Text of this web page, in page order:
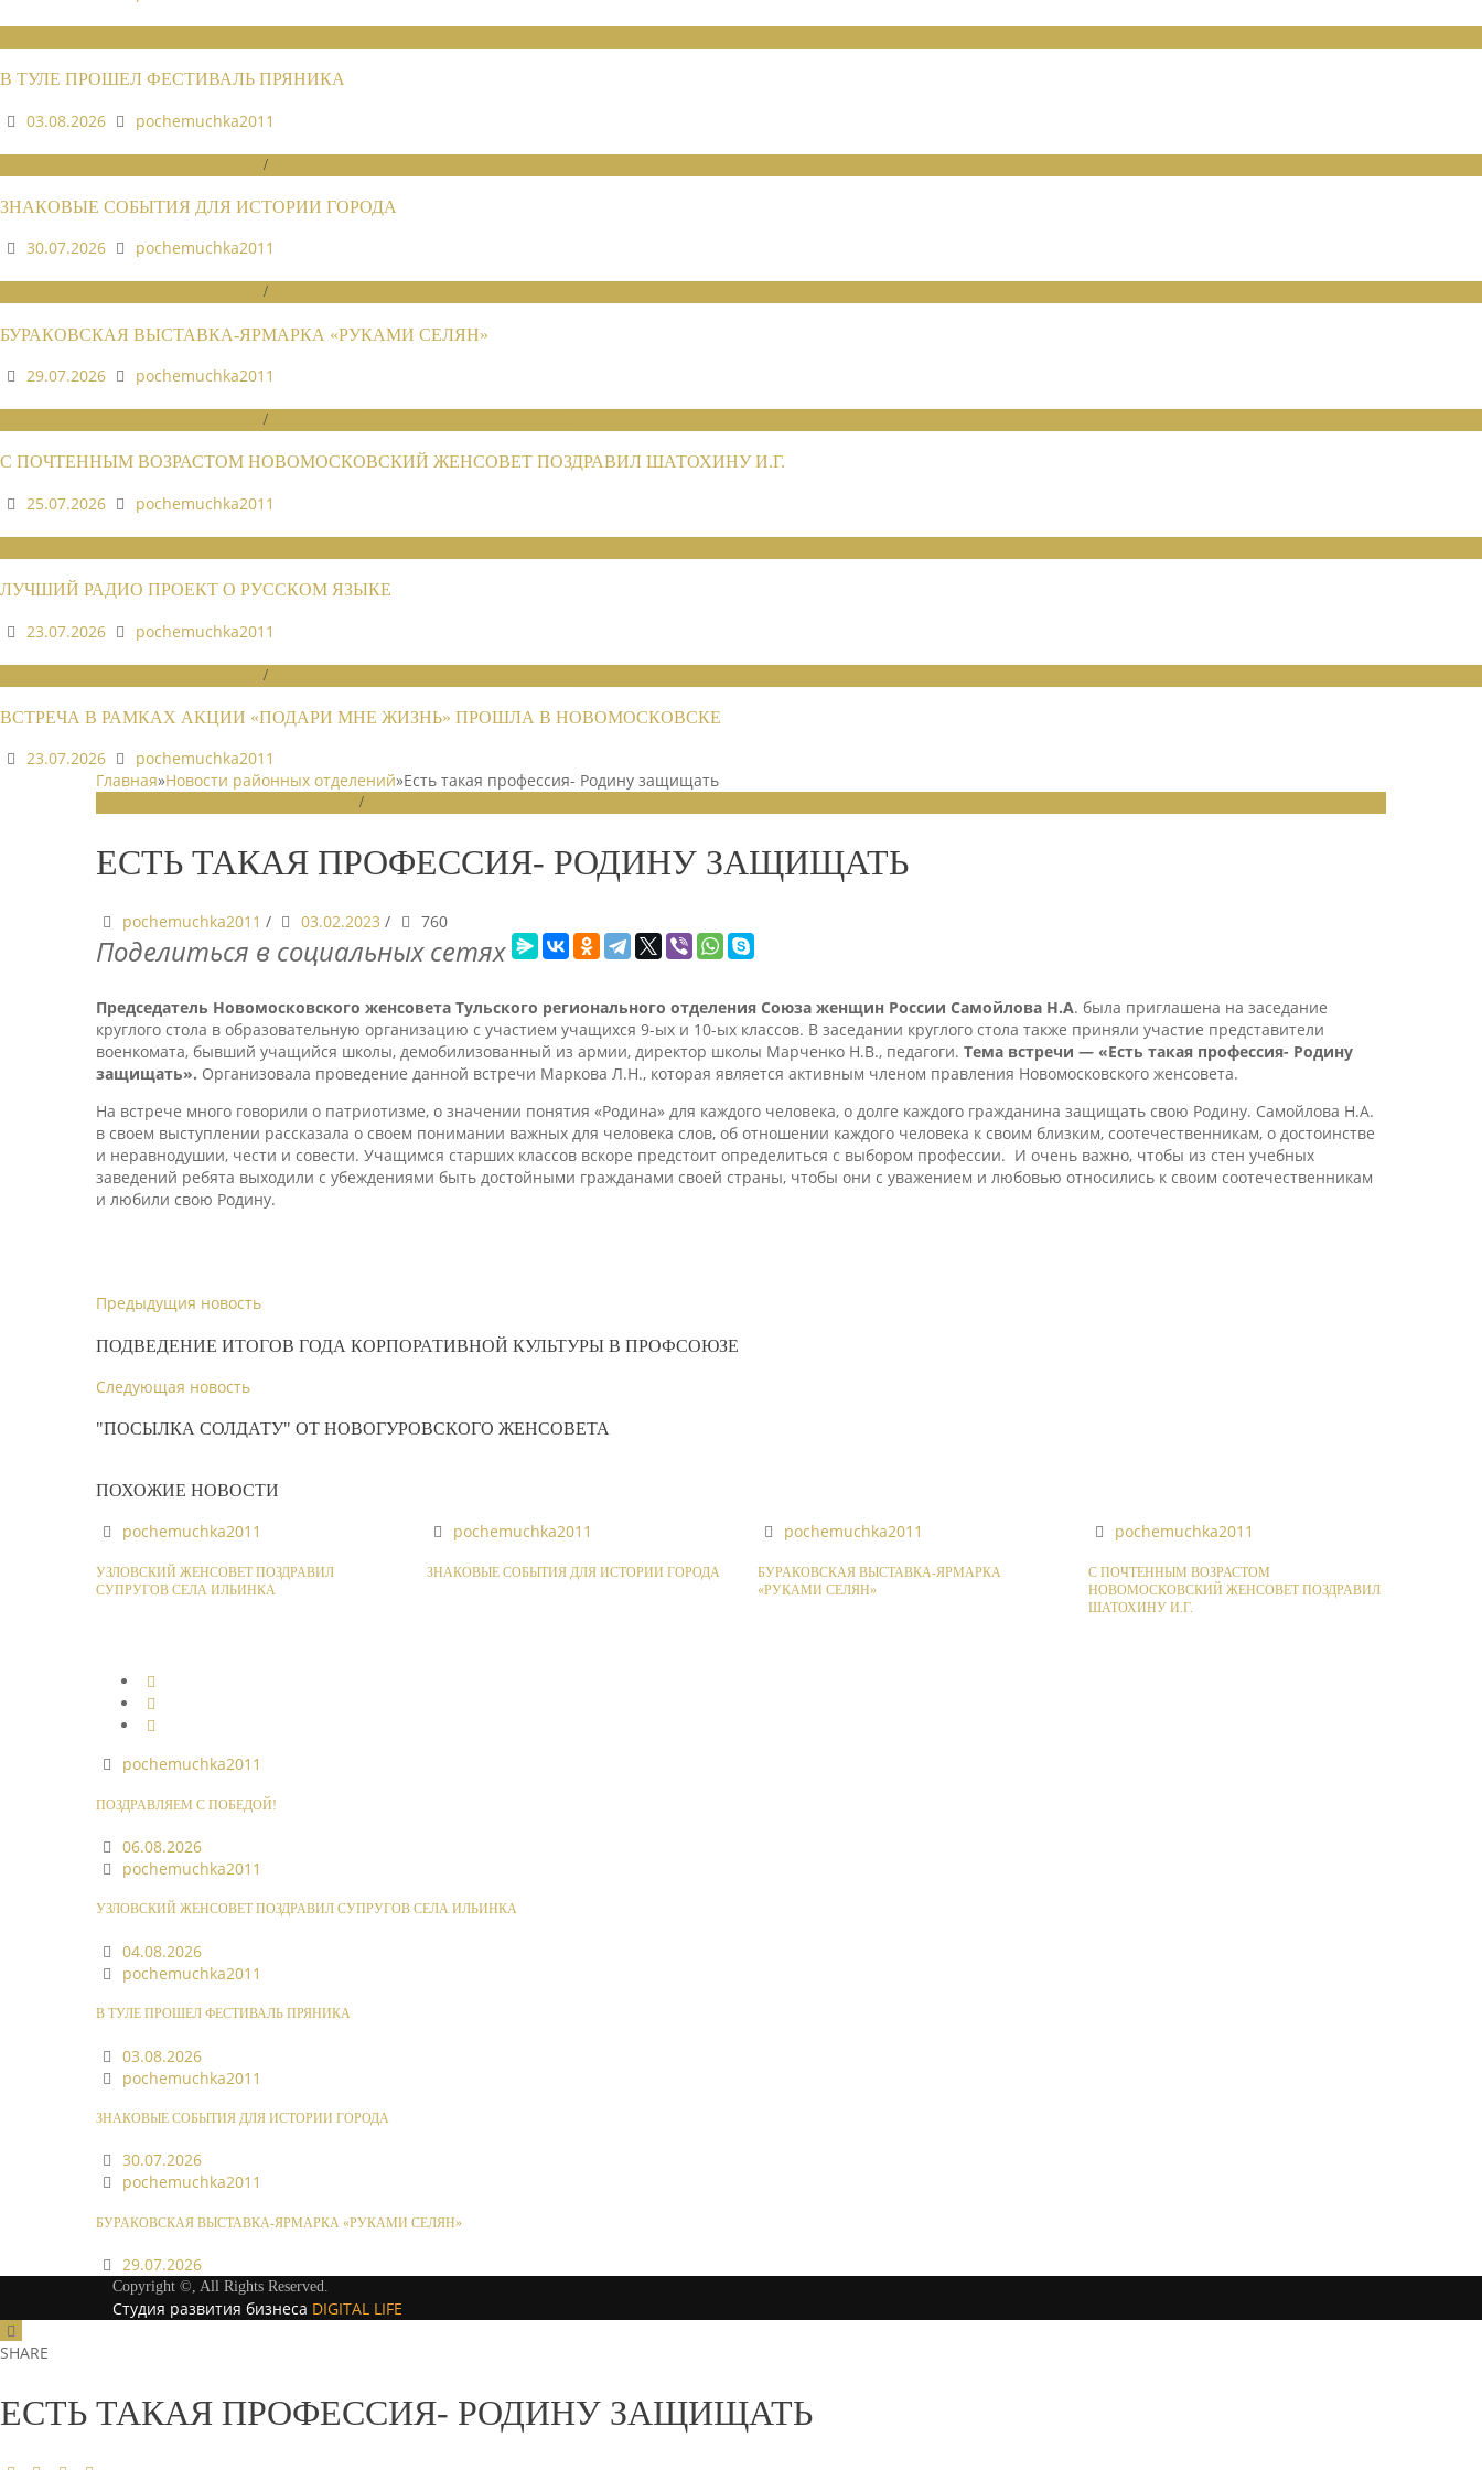
В ТУЛЕ ПРОШЕЛ ФЕСТИВАЛЬ ПРЯНИКА
03.08.2026
pochemuchka2011
/
ЗНАКОВЫЕ СОБЫТИЯ ДЛЯ ИСТОРИИ ГОРОДА
30.07.2026
pochemuchka2011
/
БУРАКОВСКАЯ ВЫСТАВКА-ЯРМАРКА «РУКАМИ СЕЛЯН»
29.07.2026
pochemuchka2011
/
С ПОЧТЕННЫМ ВОЗРАСТОМ НОВОМОСКОВСКИЙ ЖЕНСОВЕТ ПОЗДРАВИЛ ШАТОХИНУ И.Г.
25.07.2026
pochemuchka2011
ЛУЧШИЙ РАДИО ПРОЕКТ О РУССКОМ ЯЗЫКЕ
23.07.2026
pochemuchka2011
/
ВСТРЕЧА В РАМКАХ АКЦИИ «ПОДАРИ МНЕ ЖИЗНЬ» ПРОШЛА В НОВОМОСКОВСКЕ
23.07.2026
pochemuchka2011
Главная»Новости районных отделений»Есть такая профессия- Родину защищать
/
ЕСТЬ ТАКАЯ ПРОФЕССИЯ- РОДИНУ ЗАЩИЩАТЬ
pochemuchka2011 / 03.02.2023 / 760
Поделиться в социальных сетях
Председатель Новомосковского женсовета Тульского регионального отделения Союза женщин России Самойлова Н.А. была приглашена на заседание
круглого стола в образовательную организацию с участием учащихся 9-ых и 10-ых классов. В заседании круглого стола также приняли участие представители
военкомата, бывший учащийся школы, демобилизованный из армии, директор школы Марченко Н.В., педагоги. Тема встречи — «Есть такая профессия- Родину
защищать». Организовала проведение данной встречи Маркова Л.Н., которая является активным членом правления Новомосковского женсовета.
На встрече много говорили о патриотизме, о значении понятия «Родина» для каждого человека, о долге каждого гражданина защищать свою Родину. Самойлова Н.А.
в своем выступлении рассказала о своем понимании важных для человека слов, об отношении каждого человека к своим близким, соотечественникам, о достоинстве
и неравнодушии, чести и совести. Учащимся старших классов вскоре предстоит определиться с выбором профессии. И очень важно, чтобы из стен учебных
заведений ребята выходили с убеждениями быть достойными гражданами своей страны, чтобы они с уважением и любовью относились к своим соотечественникам
и любили свою Родину.
Предыдущия новость
ПОДВЕДЕНИЕ ИТОГОВ ГОДА КОРПОРАТИВНОЙ КУЛЬТУРЫ В ПРОФСОЮЗЕ
Следующая новость
"ПОСЫЛКА СОЛДАТУ" ОТ НОВОГУРОВСКОГО ЖЕНСОВЕТА
ПОХОЖИЕ НОВОСТИ
pochemuchka2011
УЗЛОВСКИЙ ЖЕНСОВЕТ ПОЗДРАВИЛ
СУПРУГОВ СЕЛА ИЛЬИНКА
pochemuchka2011
ЗНАКОВЫЕ СОБЫТИЯ ДЛЯ ИСТОРИИ ГОРОДА
pochemuchka2011
БУРАКОВСКАЯ ВЫСТАВКА-ЯРМАРКА
«РУКАМИ СЕЛЯН»
pochemuchka2011
С ПОЧТЕННЫМ ВОЗРАСТОМ
НОВОМОСКОВСКИЙ ЖЕНСОВЕТ ПОЗДРАВИЛ
ШАТОХИНУ И.Г.
pochemuchka2011
ПОЗДРАВЛЯЕМ С ПОБЕДОЙ!
06.08.2026
pochemuchka2011
УЗЛОВСКИЙ ЖЕНСОВЕТ ПОЗДРАВИЛ СУПРУГОВ СЕЛА ИЛЬИНКА
04.08.2026
pochemuchka2011
В ТУЛЕ ПРОШЕЛ ФЕСТИВАЛЬ ПРЯНИКА
03.08.2026
pochemuchka2011
ЗНАКОВЫЕ СОБЫТИЯ ДЛЯ ИСТОРИИ ГОРОДА
30.07.2026
pochemuchka2011
БУРАКОВСКАЯ ВЫСТАВКА-ЯРМАРКА «РУКАМИ СЕЛЯН»
29.07.2026
Copyright ©, All Rights Reserved.
Студия развития бизнеса DIGITAL LIFE
SHARE
ЕСТЬ ТАКАЯ ПРОФЕССИЯ- РОДИНУ ЗАЩИЩАТЬ